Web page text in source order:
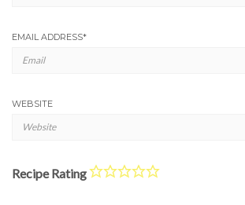
EMAIL ADDRESS*
WEBSITE
Recipe Rating